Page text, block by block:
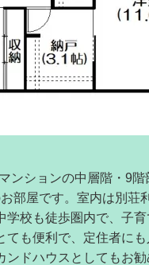
ンションの中層階・9
部屋です。室内は別荘
学校も徒歩圏内で、子
も便利で、定住者に
ンドハウスとしてもお勧